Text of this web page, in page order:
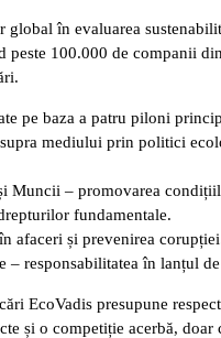
global în evaluarea
peste 100.000 de companii
pe baza a patru piloni
mediului prin politici
Muncii – promovarea
fundamentale.
afaceri și prevenirea
– responsabilitatea în lanțul
EcoVadis presupune
și o competiție acerbă, doar